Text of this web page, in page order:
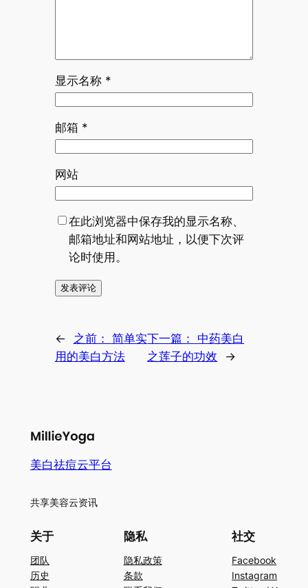
显示名称 *
邮箱 *
网站
在此浏览器中保存我的显示名称、
邮箱地址和网站地址，以便下次评
论时使用。
← 之前： 简单实
用的美白方法
下一篇：
中药美白
之莲子的功效
→
美白祛痘云平台
共享美容云资讯
关于
团队
历史
隐私
隐私政策
条款
社交
Facebook
Instagram